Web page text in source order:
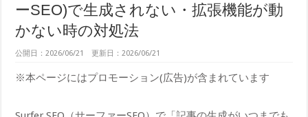
ーSEO)で生成されない・拡張機能が動
かない時の対処法
公開日：2026/06/21 更新日：2026/06/21
※本ページにはプロモーション(広告)が含まれています